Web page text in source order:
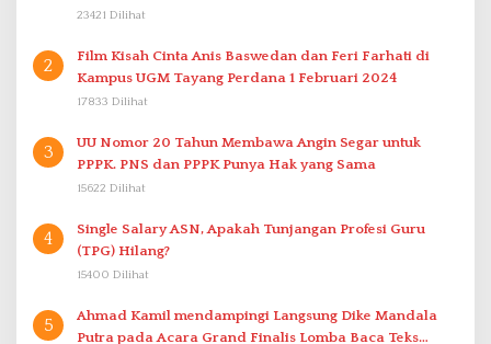
23421 Dilihat
2
Film Kisah Cinta Anis Baswedan dan Feri Farhati di
Kampus UGM Tayang Perdana 1 Februari 2024
17833 Dilihat
3
UU Nomor 20 Tahun Membawa Angin Segar untuk
PPPK. PNS dan PPPK Punya Hak yang Sama
15622 Dilihat
4
Single Salary ASN, Apakah Tunjangan Profesi Guru
(TPG) Hilang?
15400 Dilihat
5
Ahmad Kamil mendampingi Langsung Dike Mandala
Putra pada Acara Grand Finalis Lomba Baca Teks